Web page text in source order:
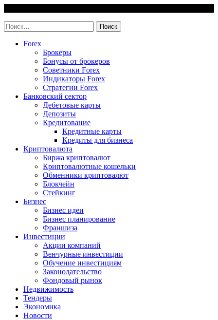
content
Найти:
Forex
Брокеры
Бонусы от брокеров
Советники Forex
Индикаторы Forex
Стратегии Forex
Банковский сектор
Дебетовые карты
Депозиты
Кредитование
Кредитные карты
Кредиты для бизнеса
Криптовалюта
Биржа криптовалют
Криптовалютные кошельки
Обменники криптовалют
Блокчейн
Стейкинг
Бизнес
Бизнес идеи
Бизнес планирование
Франшиза
Инвестиции
Акции компаний
Венчурные инвестиции
Обучение инвестициям
Законодательство
Фондовый рынок
Недвижимость
Тендеры
Экономика
Новости